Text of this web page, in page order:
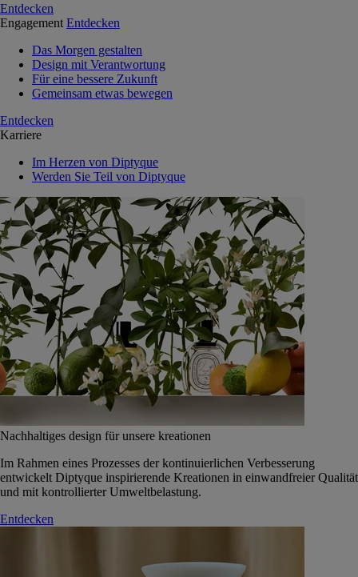
Entdecken
Engagement Entdecken
Das Morgen gestalten
Design mit Verantwortung
Für eine bessere Zukunft
Gemeinsam etwas bewegen
Entdecken
Karriere
Im Herzen von Diptyque
Werden Sie Teil von Diptyque
Nachhaltiges design für unsere kreationen
Im Rahmen eines Prozesses der kontinuierlichen Verbesserung
entwickelt Diptyque inspirierende Kreationen in einwandfreier Qualität
und mit kontrollierter Umweltbelastung.
Entdecken